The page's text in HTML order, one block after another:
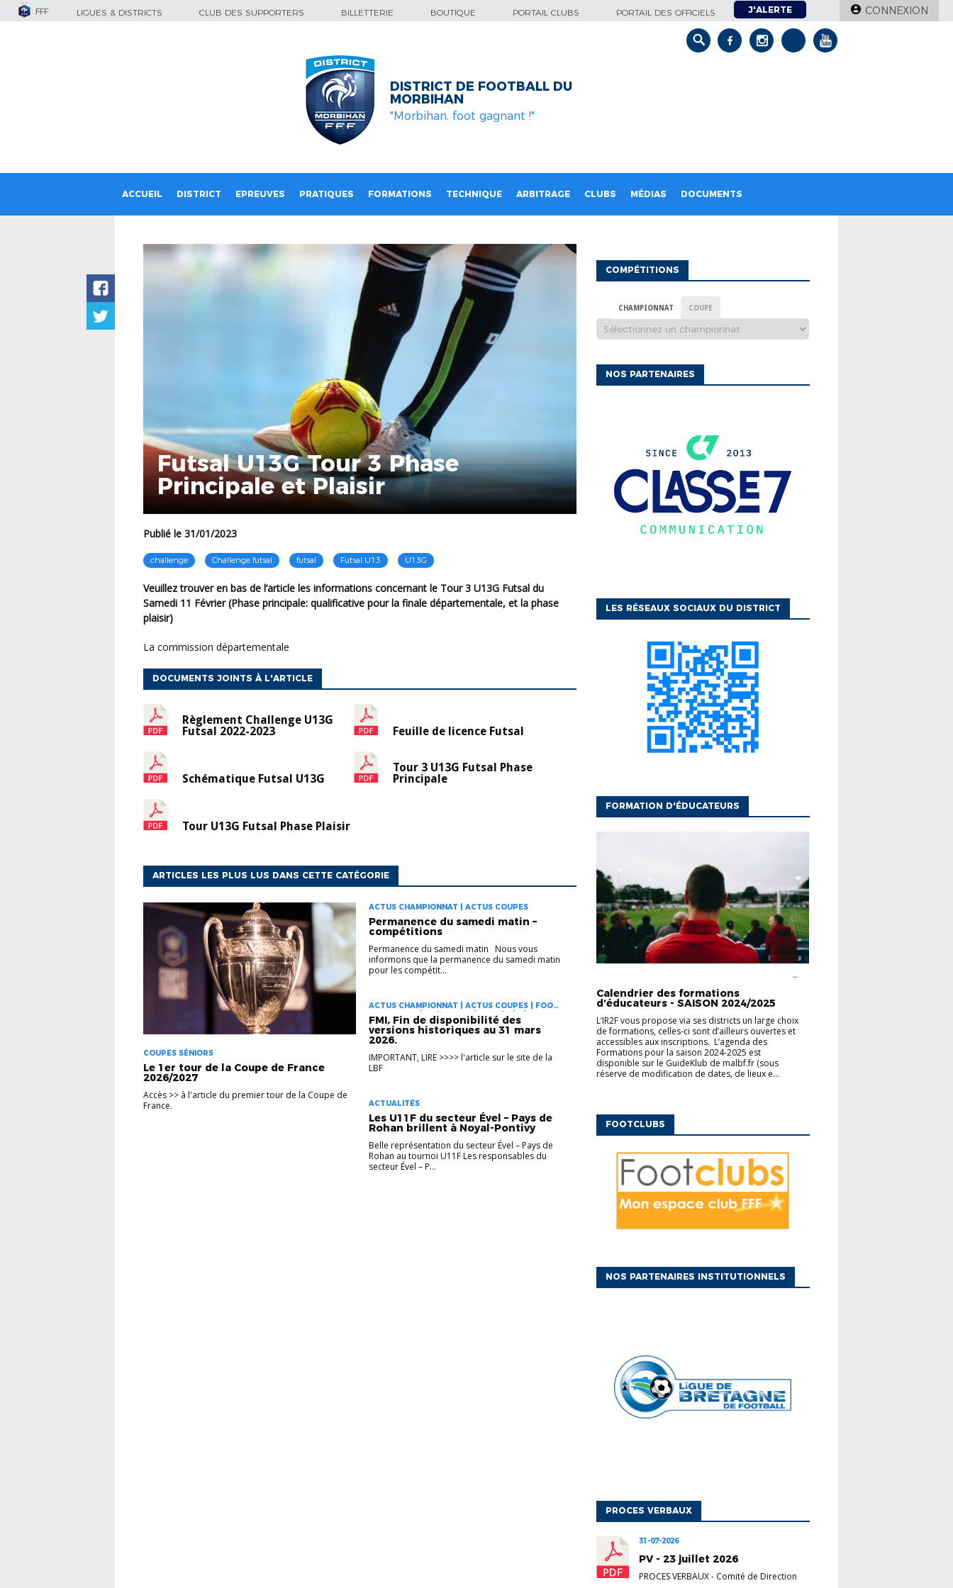
FFF LIGUES & DISTRICTS CLUB DES SUPPORTERS BILLETTERIE BOUTIQUE PORTAIL CLUBS PORTAIL DES OFFICIELS J'ALERTE CONNEXION
DISTRICT DE FOOTBALL DU
MORBIHAN
"Morbihan, foot gagnant !"
ACCUEIL DISTRICT EPREUVES PRATIQUES FORMATIONS TECHNIQUE ARBITRAGE CLUBS MÉDIAS DOCUMENTS
Futsal U13G Tour 3 Phase
Principale et Plaisir
Publié le 31/01/2023
challenge Challenge futsal futsal Futsal U13 U13G
Veuillez trouver en bas de l’article les informations concernant le Tour 3 U13G Futsal du
Samedi 11 Février (Phase principale: qualificative pour la finale départementale, et la phase
plaisir)
La commission départementale
DOCUMENTS JOINTS À L'ARTICLE
Règlement Challenge U13G
Futsal 2022-2023
Feuille de licence Futsal
Schématique Futsal U13G
Tour 3 U13G Futsal Phase
Principale
Tour U13G Futsal Phase Plaisir
ARTICLES LES PLUS LUS DANS CETTE CATÉGORIE
COUPES SÉNIORS
Le 1er tour de la Coupe de France
2026/2027
Accès >> à l'article du premier tour de la Coupe de
France.
ACTUS CHAMPIONNAT | ACTUS COUPES
Permanence du samedi matin –
compétitions
Permanence du samedi matin Nous vous
informons que la permanence du samedi matin
pour les compétit...
ACTUS CHAMPIONNAT | ACTUS COUPES | FOOT
DES JEUNES À 11 | FOOT FÉMININ | VÉTÉRANS
FMI, Fin de disponibilité des
versions historiques au 31 mars
2026.
IMPORTANT, LIRE >>>> l'article sur le site de la
LBF
ACTUALITÉS
Les U11F du secteur Ével – Pays de
Rohan brillent à Noyal-Pontivy
Belle représentation du secteur Ével – Pays de
Rohan au tournoi U11F Les responsables du
secteur Ével – P...
COMPÉTITIONS
CHAMPIONNAT COUPE
NOS PARTENAIRES
LES RÉSEAUX SOCIAUX DU DISTRICT
FORMATION D'ÉDUCATEURS
Calendrier des formations
d’éducateurs - SAISON 2024/2025
L’IR2F vous propose via ses districts un large choix
de formations, celles-ci sont d’ailleurs ouvertes et
accessibles aux inscriptions. L’agenda des
Formations pour la saison 2024-2025 est
disponible sur le GuideKlub de malbf.fr (sous
réserve de modification de dates, de lieux e...
FOOTCLUBS
NOS PARTENAIRES INSTITUTIONNELS
PROCES VERBAUX
31-07-2026
PV - 23 juillet 2026
PROCES VERBAUX- Comité de Direction